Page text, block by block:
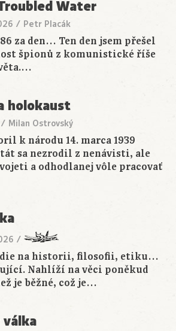
Water
/ Petr Placák
za den… Ten den jsem přešel
špionů z komunistické říše
holokaust
/ Milan Ostrovský
k národu 14. marca 1939
sa nezrodil z nenávisti, ale
a odhodlanej vôle pracovať
/
na historii, filosofii, etiku…
Nahlíží na věci poněkud
je běžné, což je…